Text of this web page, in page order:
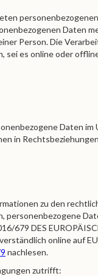
Daten
Person. Die
es online oder
Daten
in
zu den
personenbezogene
679 DES
online auf
nachlesen.
zutrifft: